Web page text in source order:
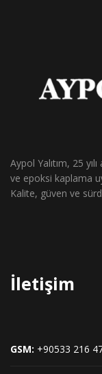
Aypol Yalıtım, 25
ve epoksi kaplama
Kalite, güven ve
İletişim
GSM: +90533 216